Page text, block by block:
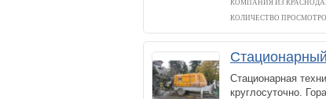
КОМПАНИЯ ИЗ
КОЛИЧЕСТВО
Стационарная
круглосуточно.